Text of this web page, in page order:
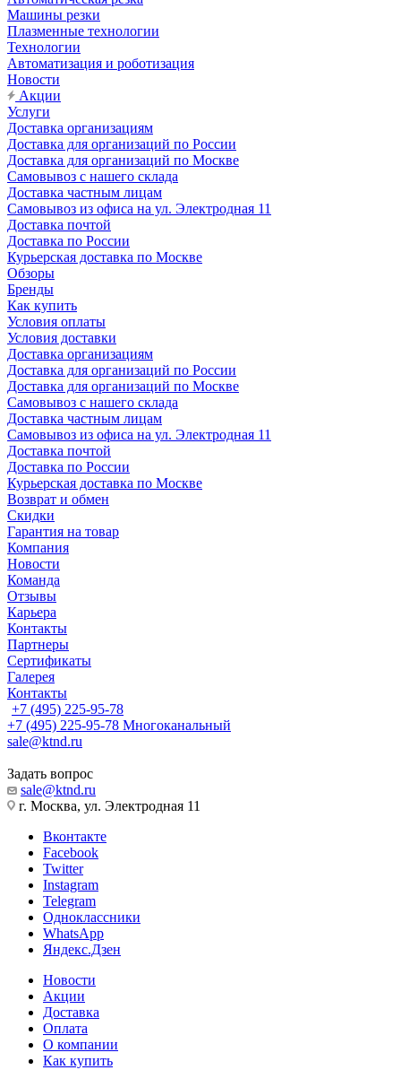
Машины резки
Плазменные технологии
Технологии
Автоматизация и роботизация
Новости
Акции
Услуги
Доставка организациям
Доставка для организаций по России
Доставка для организаций по Москве
Самовывоз с нашего склада
Доставка частным лицам
Самовывоз из офиса на ул. Электродная 11
Доставка почтой
Доставка по России
Курьерская доставка по Москве
Обзоры
Бренды
Как купить
Условия оплаты
Условия доставки
Доставка организациям
Доставка для организаций по России
Доставка для организаций по Москве
Самовывоз с нашего склада
Доставка частным лицам
Самовывоз из офиса на ул. Электродная 11
Доставка почтой
Доставка по России
Курьерская доставка по Москве
Возврат и обмен
Скидки
Гарантия на товар
Компания
Новости
Команда
Отзывы
Карьера
Контакты
Партнеры
Сертификаты
Галерея
Контакты
+7 (495) 225-95-78
+7 (495) 225-95-78 Многоканальный
sale@ktnd.ru
Задать вопрос
sale@ktnd.ru
г. Москва, ул. Электродная 11
Вконтакте
Facebook
Twitter
Instagram
Telegram
Одноклассники
WhatsApp
Яндекс.Дзен
Новости
Акции
Доставка
Оплата
О компании
Как купить